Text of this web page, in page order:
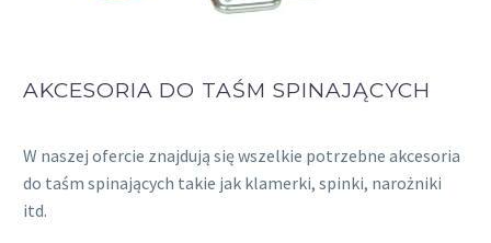
AKCESORIA DO TAŚM SPINAJĄCYCH
W naszej ofercie znajdują się wszelkie potrzebne akcesoria
do taśm spinających takie jak klamerki, spinki, narożniki
itd.